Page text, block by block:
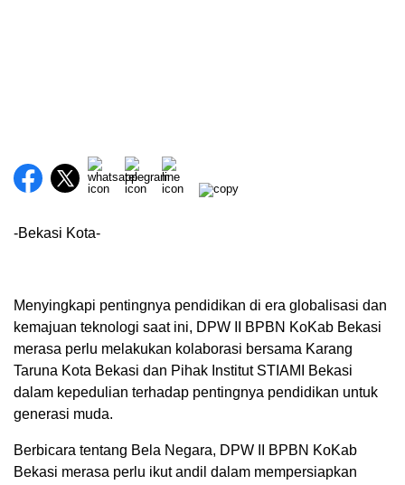
-Bekasi Kota-
Menyingkapi pentingnya pendidikan di era globalisasi dan
kemajuan teknologi saat ini, DPW II BPBN KoKab Bekasi
merasa perlu melakukan kolaborasi bersama Karang
Taruna Kota Bekasi dan Pihak Institut STIAMI Bekasi
dalam kepedulian terhadap pentingnya pendidikan untuk
generasi muda.
Berbicara tentang Bela Negara, DPW II BPBN KoKab
Bekasi merasa perlu ikut andil dalam mempersiapkan